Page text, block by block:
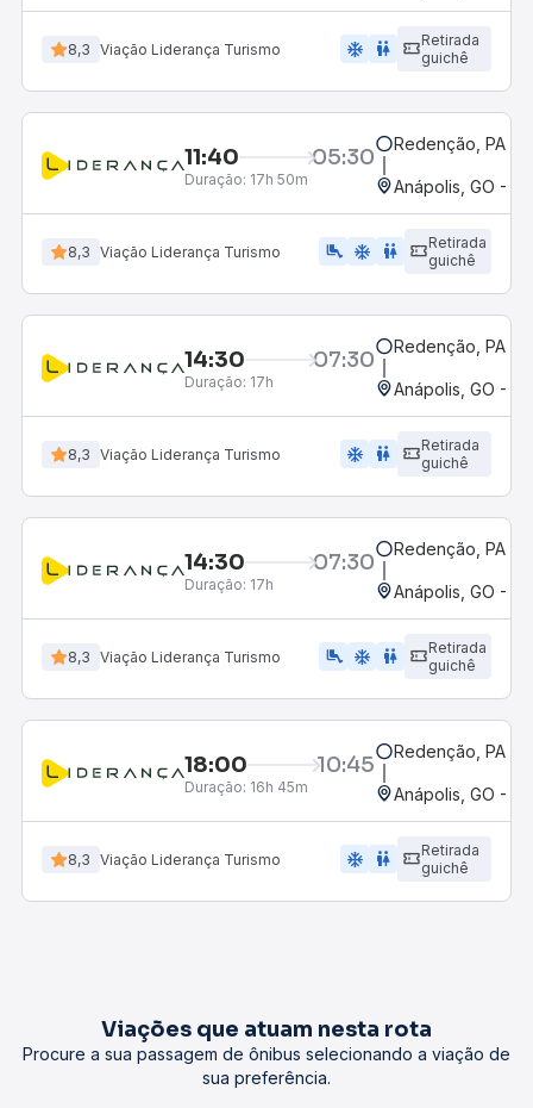
8,3 Viação Liderança Turismo ac_unit wc
Retirada
guichê
11:40 05:30
Duração: 17h 50m
Redenção, PA
Anápolis, GO -
8,3 Viação Liderança Turismo airline_seat_legroom_extra ac_unit wc
Retirada
guichê
14:30 07:30
Duração: 17h
Redenção, PA
Anápolis, GO -
8,3 Viação Liderança Turismo ac_unit wc
Retirada
guichê
14:30 07:30
Duração: 17h
Redenção, PA
Anápolis, GO -
8,3 Viação Liderança Turismo airline_seat_legroom_extra ac_unit wc
Retirada
guichê
18:00 10:45
Duração: 16h 45m
Redenção, PA
Anápolis, GO -
8,3 Viação Liderança Turismo ac_unit wc
Retirada
guichê
Viações que atuam nesta rota
Procure a sua passagem de ônibus selecionando a viação de
sua preferência.